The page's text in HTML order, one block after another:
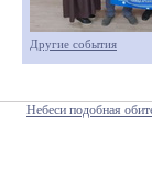
Другие события
Небеси подобная